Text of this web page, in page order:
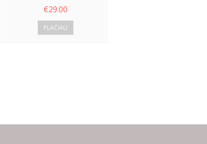
€29.00
PLAČIAU